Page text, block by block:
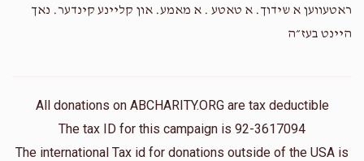
ראטעווען א שידוך. א טאטע . א מאמע. און קליינע קינדער. נאך
היינט בעז״ה
All donations on ABCHARITY.ORG are tax deductible
The tax ID for this campaign is 92-3617094
The international Tax id for donations outside of the USA is